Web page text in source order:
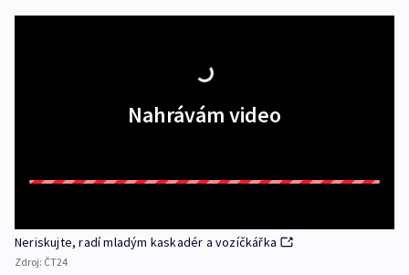
Nahrávám video
Neriskujte, radí mladým kaskadér a vozíčkářka
Zdroj: ČT24